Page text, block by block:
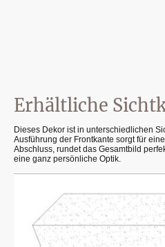
Erhältliche
Dieses Dekor ist in unterschiedlichen
Ausführung der Frontkante sorgt für
Abschluss, rundet das Gesamtbild
eine ganz persönliche Optik.